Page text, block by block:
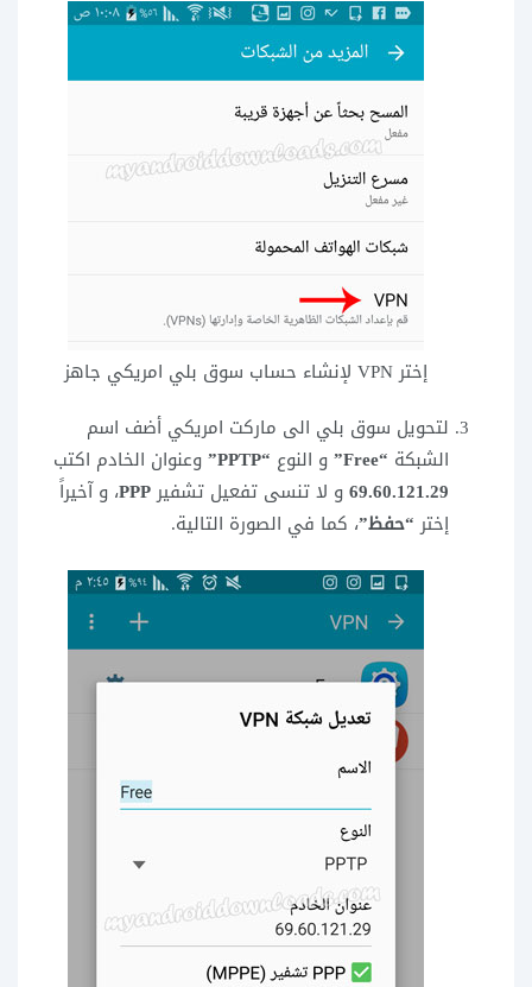
إختر VPN لإنشاء حساب سوق بلي امريكي جاهز
لتحويل سوق بلي الى ماركت امريكي أضف اسم
الشبكة “Free” و النوع “PPTP”
وعنوان الخادم اكتب
69.60.121.29و لا تنسى تفعيل تشفيرPPP، و آخيراً
إختر “حفظ”، كما في الصورة التالية.